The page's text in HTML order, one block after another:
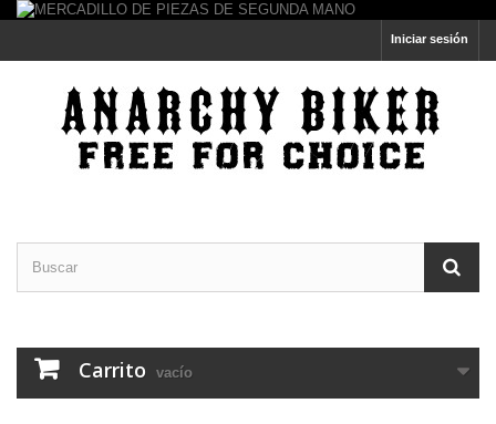
Iniciar sesión
Carrito vacío